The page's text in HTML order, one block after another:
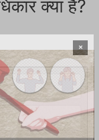
क्या हैं?
×